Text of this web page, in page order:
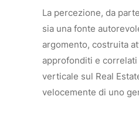
La percezione, da
sia una fonte
argomento, costruita
approfonditi e
verticale sul Real
velocemente di uno